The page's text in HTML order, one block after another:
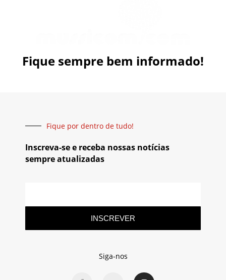
Fique sempre bem informado!
Fique por dentro de tudo!
Inscreva-se e receba nossas notícias
sempre atualizadas
INSCREVER
Siga-nos